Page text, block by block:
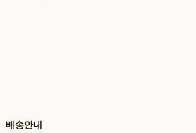
배송안내